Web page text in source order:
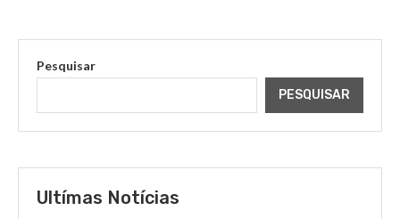
Pesquisar
PESQUISAR
Ultímas Notícias